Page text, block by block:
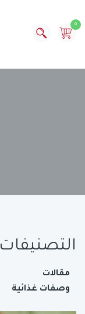
0
التصنيفات
مقالات
وصفات غذائية